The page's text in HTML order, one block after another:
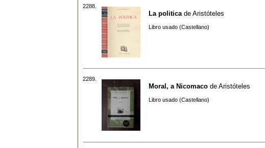
2288.
La politica de Aristóteles
Libro usado (Castellano)
2289.
Moral, a Nicomaco de Aristóteles
Libro usado (Castellano)